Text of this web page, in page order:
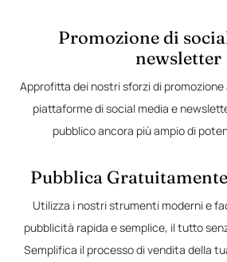
Promozione di
newsletter
Approfitta dei nostri sforzi di
piattaforme di social media e
pubblico ancora più ampio di
Pubblica
Utilizza i nostri strumenti moderni e
pubblicità rapida e semplice, il tutto
Semplifica il processo di vendita della